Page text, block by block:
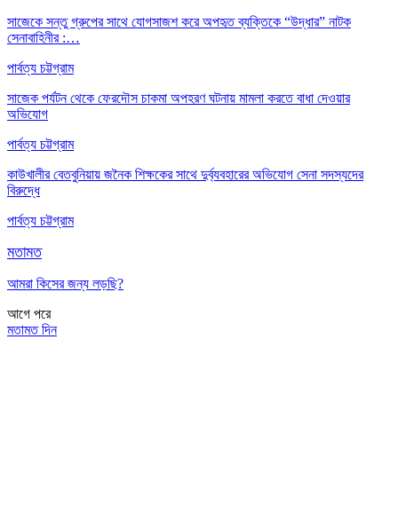
সাজেকে সন্তু গ্রুপের সাথে যোগসাজশ করে অপহৃত ব্যক্তিকে “উদ্ধার” নাটক
সেনাবাহিনীর :…
পার্বত্য চট্টগ্রাম
সাজেক পর্যটন থেকে ফেরদৌস চাকমা অপহরণ ঘটনায় মামলা করতে বাধা দেওয়ার
অভিযোগ
পার্বত্য চট্টগ্রাম
কাউখালীর বেতবুনিয়ায় জনৈক শিক্ষকের সাথে দুর্ব্যবহারের অভিযোগ সেনা সদস্যদের
বিরুদ্ধে
পার্বত্য চট্টগ্রাম
মতামত
আমরা কিসের জন্য লড়ছি?
আগে পরে
মতামত দিন